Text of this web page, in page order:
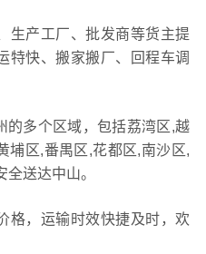
生产工厂、批发商等货主提
特快、搬家搬厂、回程车调
的多个区域，包括荔湾区,越
埔区,番禺区,花都区,南沙区,
送达中山。
格，运输时效快捷及时，欢